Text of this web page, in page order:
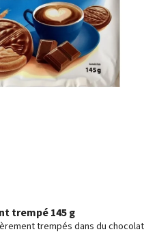
trempé 145 g
trempés dans du chocolat